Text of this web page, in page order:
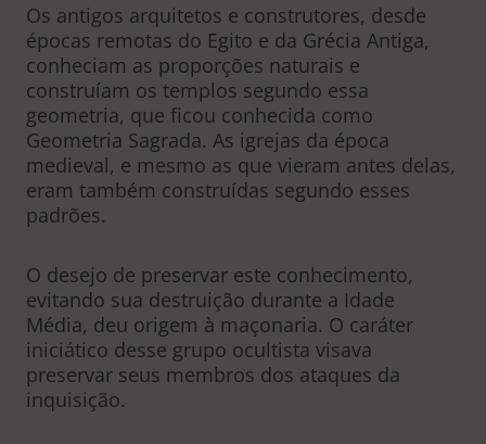
Os antigos arquitetos e construtores, desde
épocas remotas do Egito e da Grécia Antiga,
conheciam as proporções naturais e
construíam os templos segundo essa
geometria, que ficou conhecida como
Geometria Sagrada. As igrejas da época
medieval, e mesmo as que vieram antes delas,
eram também construídas segundo esses
padrões.
O desejo de preservar este conhecimento,
evitando sua destruição durante a Idade
Média, deu origem à maçonaria. O caráter
iniciático desse grupo ocultista visava
preservar seus membros dos ataques da
inquisição.